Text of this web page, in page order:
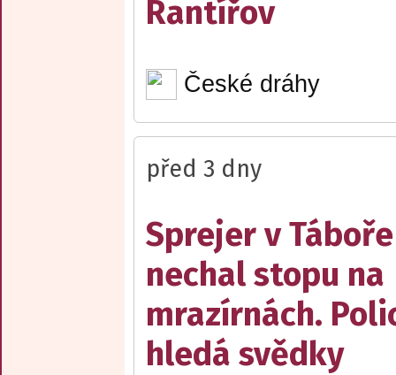
Rantířov
České dráhy
před 3 dny
Sprejer v Táboře
nechal stopu na
mrazírnách.
hledá svědky